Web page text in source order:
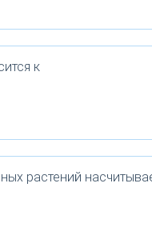
к
растений